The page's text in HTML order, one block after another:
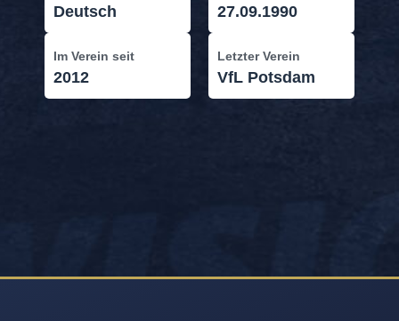
Deutsch
Im Verein seit
2012
27.09.1990
Letzter Verein
VfL Potsdam